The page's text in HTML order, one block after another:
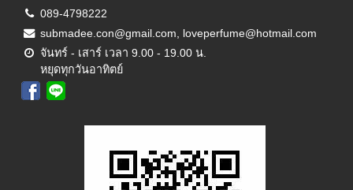
089-4798222
submadee.con@gmail.com, loveperfume@hotmail.com
จันทร์ - เสาร์ เวลา 9.00 - 19.00 น.
หยุดทุกวันอาทิตย์